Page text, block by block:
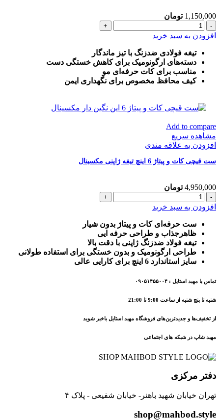
1,150,000 تومان
قیچی
کات
Finny
عدد
افزودن به سبد خرید
تیغه فولادی ضدزنگ با تیز ماندگار
دسته‌های ارگونومیک برای کاهش خستگی دست
مناسب برای کات حرفه‌ای مو
کیف محافظ مخصوص برای نگهداری ایمن
Add to compare
مشاهده سریع
افزودن به علاقه مندی
ست قیچی کات و پیتاژ 6 اینچ تیغه ژاپنی مکسینال
4,950,000 تومان
ست
قیچی
و
پیتاژ
6
اینچ
تیغه
مکسینال
افزودن به سبد خرید
ست حرفه‌ای کات و پیتاژ بدون شیار
ظاهرجذاب و طراحی حرفه ایی
تیغه فولاد ضدزنگ ژاپنی با دقت بالا
طراحی ارگونومیک و بدون خستگی برای استفاده طولانی
سایز استاندارد 6 اینچ برای کارایی عالی
تماس با مهبد استایل : ۰۹۰۵۱۴۵۵۰۰۴
شنبه تا پنج شنبه از ساعت 9:00 تا 21:00
از تخفیف‌ها و جدیدترین‌های فروشگاه مهبد استایل باخبر شوید
مهبد شاپ در شبکه های اجتماعی
دفتر مرکزی
تهران خیابان شهید باهنر- خیابان شفیعی - پلاک ۴
shop@mahbod.style